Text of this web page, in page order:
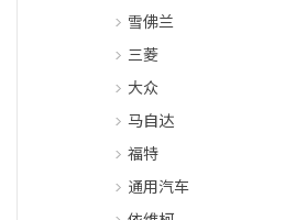
雪佛兰
三菱
大众
马自达
福特
通用汽车